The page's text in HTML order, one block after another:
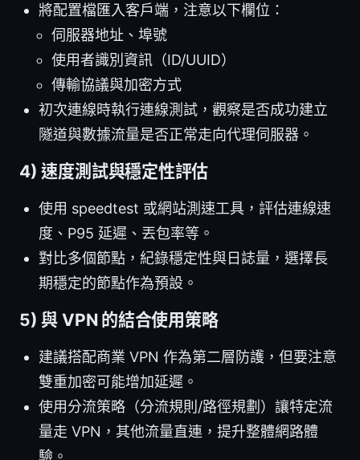
將配置檔匯入客戶端，注意以下欄位：
伺服器地址、埠號
使用者識別資訊（ID/UUID）
傳輸協議與加密方式
初次連線時執行連線測試，觀察是否成功建立
隧道與數據流量是否正常走向代理伺服器。
4) 速度測試與穩定性評估
使用 speedtest 或網站測速工具，評估連線速
度、P95 延遲、丟包率等。
對比多個節點，紀錄穩定性與日誌量，選擇長
期穩定的節點作為預設。
5) 與 VPN 的結合使用策略
建議搭配商業 VPN 作為第二層防護，但要注意
雙重加密可能增加延遲。
使用分流策略（分流規則/路徑規劃）讓特定流
量走 VPN，其他流量直連，提升整體網路體
驗。